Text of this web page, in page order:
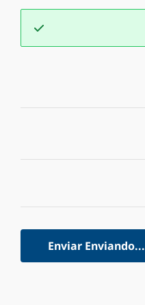
Enviar Enviando...